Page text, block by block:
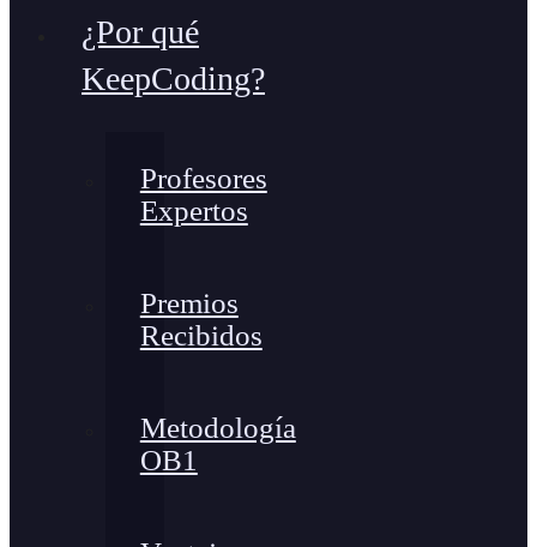
¿Por qué
KeepCoding?
Profesores
Expertos
Premios
Recibidos
Metodología
OB1